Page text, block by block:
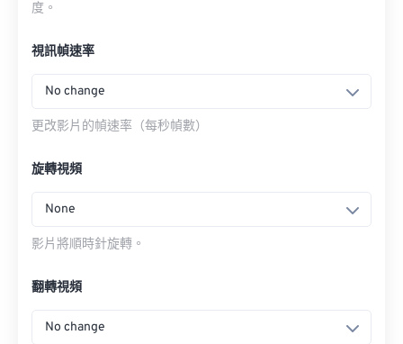
度。
視訊幀速率
No change
更改影片的幀速率（每秒幀數）
旋轉視頻
None
影片將順時針旋轉。
翻轉視頻
No change